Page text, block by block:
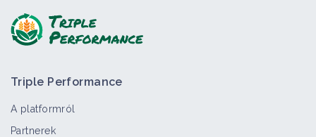
Triple Performance
A platformról
Partnerek